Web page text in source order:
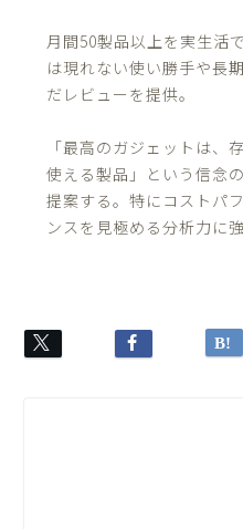
月間50製品以上を実生活
は現れない使い勝手や長
だレビューを提供。
「最高のガジェットは、
使える製品」という信念
提案する。特にコストパ
ンスを見極める分析力に強